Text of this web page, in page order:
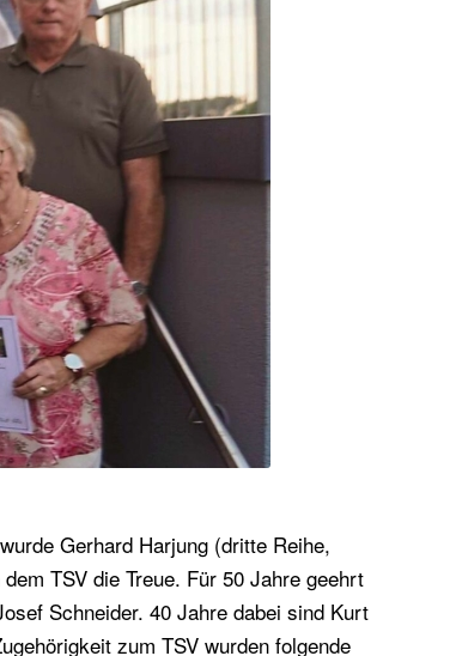
Gerhard Harjung (dritte Reihe,
TSV die Treue. Für 50 Jahre geehrt
Schneider. 40 Jahre dabei sind Kurt
zum TSV wurden folgende